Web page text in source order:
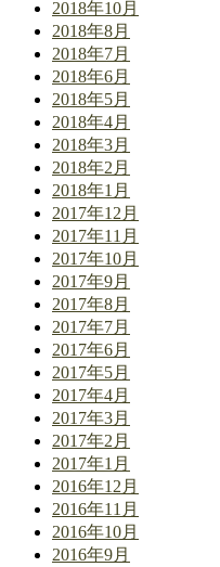
2018年10月
2018年8月
2018年7月
2018年6月
2018年5月
2018年4月
2018年3月
2018年2月
2018年1月
2017年12月
2017年11月
2017年10月
2017年9月
2017年8月
2017年7月
2017年6月
2017年5月
2017年4月
2017年3月
2017年2月
2017年1月
2016年12月
2016年11月
2016年10月
2016年9月